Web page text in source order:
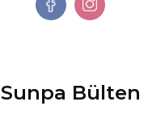
Sunpa Bülten